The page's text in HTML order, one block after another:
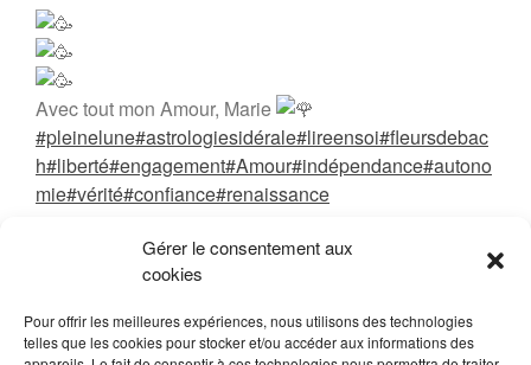
Gérer le consentement aux
cookies
Pour offrir les meilleures expériences, nous utilisons des technologies
telles que les cookies pour stocker et/ou accéder aux informations des
Avec tout mon Amour, Marie
#pleinelune#astrologiesidérale#lireensoi#fleursdebac
h#liberté#engagement#Amour#indépendance#autono
mie#vérité#confiance#renaissance
Marie LEONARD
LIRE EN SOI